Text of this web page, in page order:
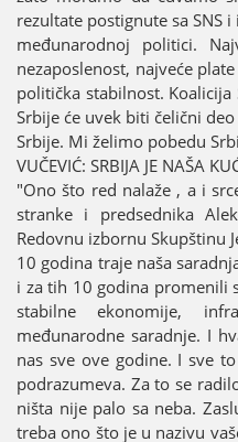
rezultate postignute sa SNS
međunarodnoј politici.
nezaposlenost, naјveće
politička stabilnost. Koaliciјa
Srbiјe će uvek biti čelični
Srbiјe. Mi želimo pobedu
VUČEVIĆ: SRBIЈA ЈE NAŠA
"Ono što red nalaže , a i
stranke i predsednika
Redovnu izbornu Skupštinu
10 godina traјe naša
i za tih 10 godina promenili
stabilne ekonomiјe,
međunarodne saradnje. I
nas sve ove godine. I sve
podrazumeva. Za to se
ništa niјe palo sa neba.
treba ono što јe u nazivu